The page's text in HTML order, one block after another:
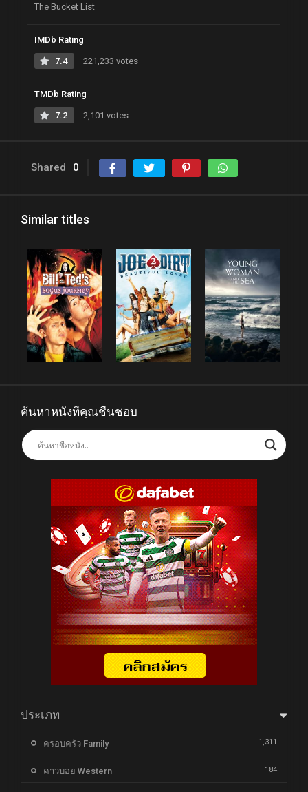
The Bucket List
IMDb Rating
7.4 221,233 votes
TMDb Rating
7.2 2,101 votes
Shared 0
Similar titles
ค้นหาหนังที่คุณชื่นชอบ
ประเภท
ครอบครัว Family 1,311
คาวบอย Western 184